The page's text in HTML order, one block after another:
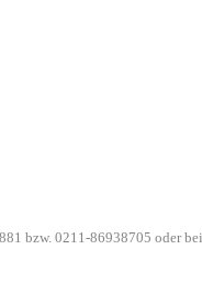
bzw. 0211-86938705 oder